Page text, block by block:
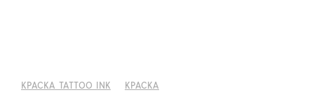
КРАСКА TATTOO INK КРАСКА